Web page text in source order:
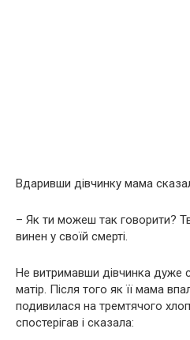
Вдаривши дівчинку мама
– Як ти можеш так говорити?
винен у своїй смерті.
Не витримавши дівчинка дуже
матір. Після того як її мама
подивилася на тремтячого
спостерігав і сказала: